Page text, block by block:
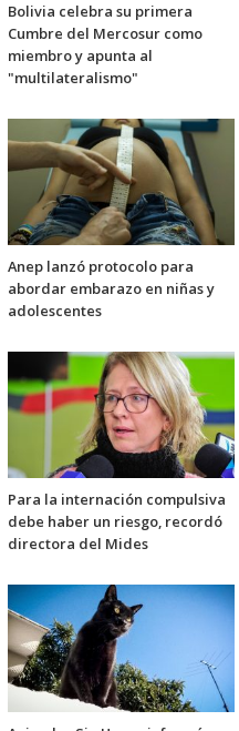
Bolivia celebra su primera
Cumbre del Mercosur como
miembro y apunta al
"multilateralismo"
Anep lanzó protocolo para
abordar embarazo en niñas y
adolescentes
Para la internación compulsiva
debe haber un riesgo, recordó
directora del Mides